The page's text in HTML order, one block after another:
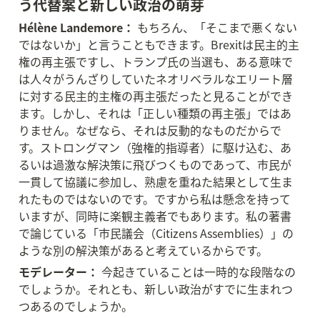
う代替案と新しい政治の萌芽
Hélène Landemore： もちろん、「そこまで悪くない
ではないか」と言うこともできます。Brexitは民主的主
権の再主張ですし、トランプ氏の当選も、ある意味で
は人々がうんざりしていたネオリベラルなエリート層
に対する民主的主権の再主張だったと見ることができ
ます。しかし、それは「正しい種類の再主張」ではあ
りません。なぜなら、それは反動的なものだからで
す。ストロングマン（強権的指導者）に駆け込む、あ
るいは過激な解決策に飛びつくものであって、市民が
一貫して協議に参加し、熟慮を重ねた結果として生ま
れたものではないのです。ですから私は懸念を持って
いますが、同時に楽観主義者でもあります。私の著書
で論じている「市民議会（Citizens Assemblies）」の
ような別の解決策があると考えているからです。
モデレーター： 今起きていることは一時的な段階なの
でしょうか。それとも、新しい政治がすでに生まれつ
つあるのでしょうか。